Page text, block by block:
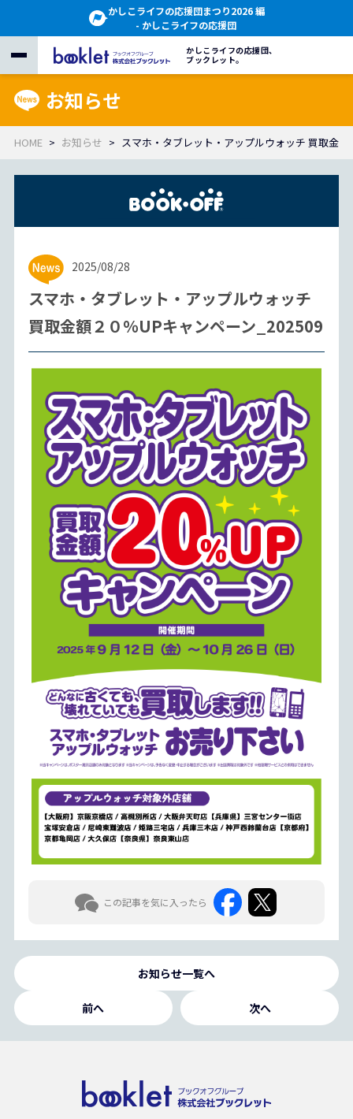
かしこライフの応援団まつり2026 編
- かしこライフの応援団
かしこライフの応援団、
ブックレット。
お知らせ
HOME お知らせ スマホ・タブレット・アップルウォッチ 買取金
2025/08/28
スマホ・タブレット・アップルウォッチ
買取金額２０％UPキャンペーン_202509
この記事を気に入ったら
お知らせ一覧へ
前へ 次へ